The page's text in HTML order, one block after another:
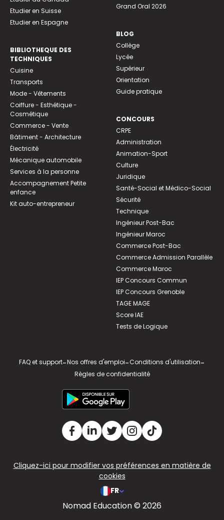
Etudier en Suisse
Etudier en Espagne
BIBLIOTHEQUE DES
TECHNIQUES
Cuisine
Transports
Mode - Vêtements
Coiffure - Esthétique -
Cosmétique
Commerce - Vente
Bâtiment - Architecture
Électricité
Mécanique automobile
Services à la personne
Accompagnement Petite
enfance
Kit auto-entrepreneur
Grand Oral 2026
BLOG
Collège
Lycée
Supérieur
Orientation
Guide pratique
CONCOURS
CRPE
Administration
Animation-Sport
Culture
Juridique
Santé-Social et Médico-Social
Sécurité
Technique
Ingénieur Post-Bac
Ingénieur Maroc
Commerce Post-Bac
Commerce Admission Parallèle
Commerce Maroc
IEP Concours Commun
IEP Concours Grenoble
TAGE MAGE
Score IAE
Tests de Logique
FAQ et support-Nos offres d'emploi-Conditions d'utilisation-
Règles de confidentialité
Cliquez-ici pour modifier vos préférences en matière de
cookies
FR
Nomad Education © 2026